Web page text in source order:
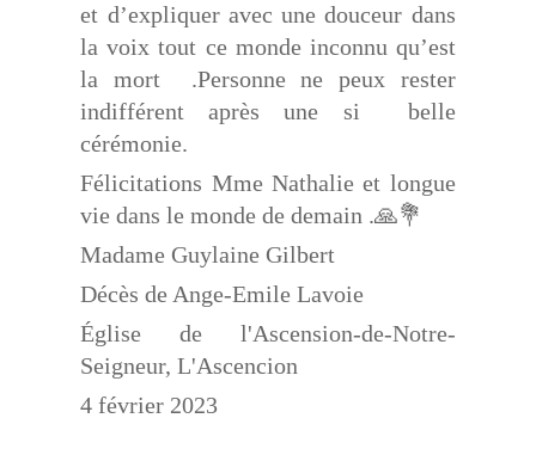
et d’expliquer avec une douceur dans
la voix tout ce monde inconnu qu’est
la mort
.Personne ne peux rester
indifférent après une
si
belle
cérémonie.
Félicitations Mme Nathalie et longue
vie dans le monde de demain .🙏💐
Madame Guylaine Gilbert
Décès de Ange-Emile Lavoie
Église de l'Ascension-de-Notre-
Seigneur, L'Ascencion
4 février 2023